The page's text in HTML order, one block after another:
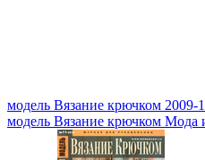
модель Вязание крючком 2009-
модель Вязание крючком Мода